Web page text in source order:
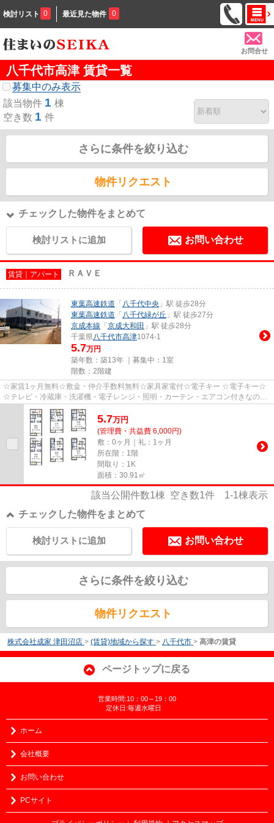
検討リスト 0 最近見た物件 0
お問合せ
八千代市高津 賃貸一覧
募集中のみ表示
該当物件 1 棟
空き数 1 件
さらに条件を絞り込む
物件リクエスト
チェックした物件をまとめて
検討リストに追加 お問い合わせ
賃貸｜アパート ＲＡＶＥ
東葉高速鉄道 「 八千代中央 」駅 徒歩28分
東葉高速鉄道 「 八千代緑が丘 」駅 徒歩27分
京成本線 「 京成大和田 」駅 徒歩28分
千葉県八千代市高津1074-1
5.7万円
築年数：築13年 ｜募集中： 1室
階数：2階建
☆家賃1ヶ月無料☆敷金・仲介手数料無料☆家具家電付☆電子キー ☆電子キー☆
☆テレビ・冷蔵庫・洗濯機・電子レンジ・照明・カーテン・エアコン付きなの
で、新生活が楽に始められます☆ ☆浴室...
5.7万円
(管理費・共益費 6,000円)
敷：0ヶ月｜礼：1ヶ月
所在階：1階
間取り：1K
面積：30.91㎡
該当公開件数1棟 空き数1件 1-1棟表示
チェックした物件をまとめて
お問い合わせ
検討リストに追加
さらに条件を絞り込む
物件リクエスト
株式会社成家 津田沼店 > (賃貸)地域から探す > 八千代市 > 高津の賃貸
ページトップに戻る
営業時間:10：00～19：00
定休日:毎週水曜日
ホーム
会社概要
お問い合わせ
PCサイト